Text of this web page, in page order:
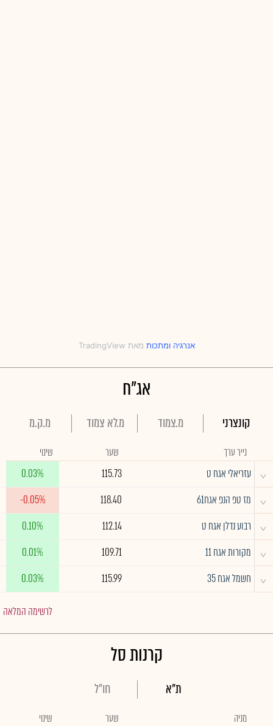
אנרגיה ‎ו‎ מתכות
אג"ח
קונצרני מ.צמוד מ.לא צמוד מ.ק.מ
נייר ערך שער שינוי
^ עזריאלי אגח ט 115.73
0.03%
^ מז טפ הנפ אגח61 118.40
-0.05%
^ רבוע נדלן אגח ט 112.14
0.10%
^ מקורות אגח 11 109.71
0.01%
^ חשמל אגח 35 115.99
0.03%
לרשימה המלאה
קרנות סל
ת"א חו"ל
מניה שער שינוי